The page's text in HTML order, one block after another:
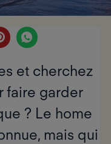
et cherchez
faire garder
? Le home
mais qui